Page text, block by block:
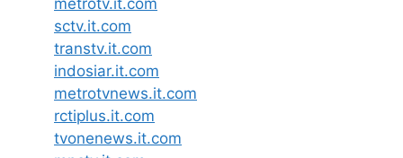
metrotv.it.com
sctv.it.com
transtv.it.com
indosiar.it.com
metrotvnews.it.com
rctiplus.it.com
tvonenews.it.com